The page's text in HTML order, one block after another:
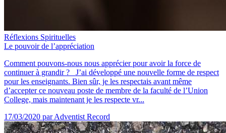
Réflexions Spirituelles
Le pouvoir de l’appréciation
Comment pouvons-nous nous apprécier pour avoir la force de
continuer à grandir ? J’ai développé une nouvelle forme de respect
pour les enseignants. Bien sûr, je les respectais avant même
d’accepter ce nouveau poste de membre de la faculté de l’Union
College, mais maintenant je les respecte vr...
17/03/2020 par Adventist Record